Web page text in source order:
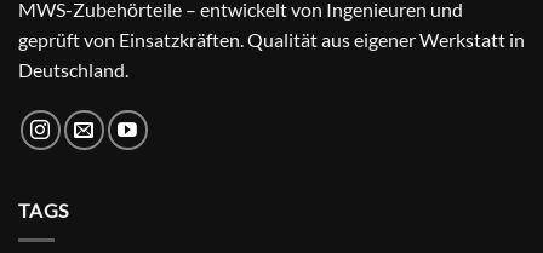
MWS-Zubehörteile – entwickelt von Ingenieuren und
geprüft von Einsatzkräften. Qualität aus eigener Werkstatt in
Deutschland.
TAGS